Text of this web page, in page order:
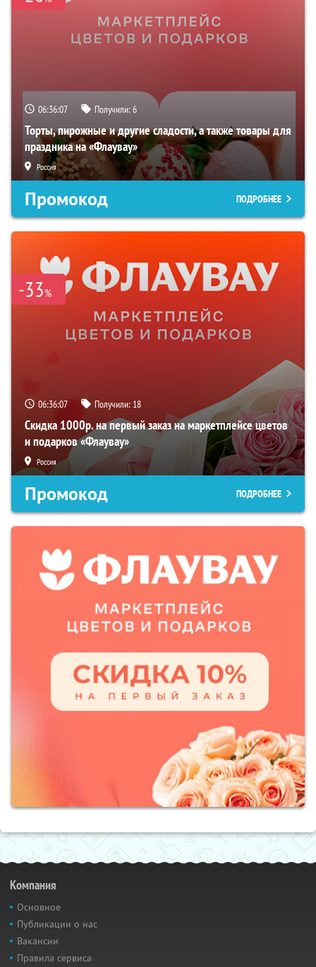
06:36:06 Получили:6
Торты, пирожные и другие сладости, а также товары для
праздника на «Флаувау»
Россия
Промокод ПОДРОБНЕЕ
-33%
06:36:06 Получили: 18
Скидка 1000р. на первый заказ на маркетплейсе цветов
и подарков «Флаувау»
Россия
Промокод ПОДРОБНЕЕ
Компания
Основное
Публикации о нас
Вакансии
Правила сервиса